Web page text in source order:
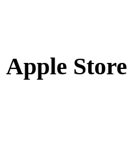
Store